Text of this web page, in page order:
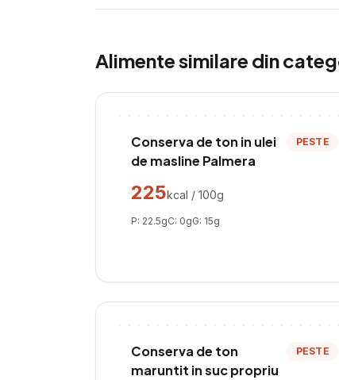
Alimente similare din
Conserva de ton in ulei
de masline Palmera
PESTE
225kcal / 100g
P: 22.5gC: 0gG: 15g
Conserva de ton
maruntit in suc propriu
PESTE